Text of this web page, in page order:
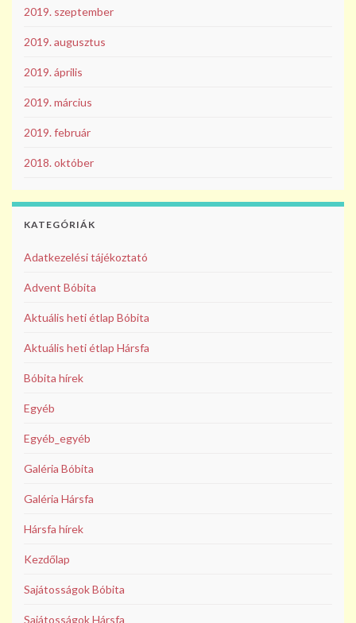
2019. szeptember
2019. augusztus
2019. április
2019. március
2019. február
2018. október
KATEGÓRIÁK
Adatkezelési tájékoztató
Advent Bóbita
Aktuális heti étlap Bóbita
Aktuális heti étlap Hársfa
Bóbita hírek
Egyéb
Egyéb_egyéb
Galéria Bóbita
Galéria Hársfa
Hársfa hírek
Kezdőlap
Sajátosságok Bóbita
Sajátosságok Hársfa